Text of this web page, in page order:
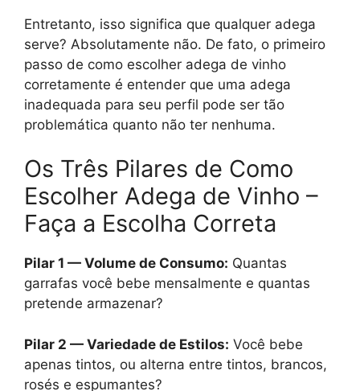
Entretanto, isso significa que qualquer adega
serve? Absolutamente não. De fato, o primeiro
passo de como escolher adega de vinho
corretamente é entender que uma adega
inadequada para seu perfil pode ser tão
problemática quanto não ter nenhuma.
Os Três Pilares de Como
Escolher Adega de Vinho –
Faça a Escolha Correta
Pilar 1 — Volume de Consumo: Quantas
garrafas você bebe mensalmente e quantas
pretende armazenar?
Pilar 2 — Variedade de Estilos: Você bebe
apenas tintos, ou alterna entre tintos, brancos,
rosés e espumantes?